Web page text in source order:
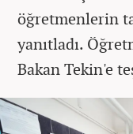
öğretmenlerin
yanıtladı.
Bakan Tekin'e